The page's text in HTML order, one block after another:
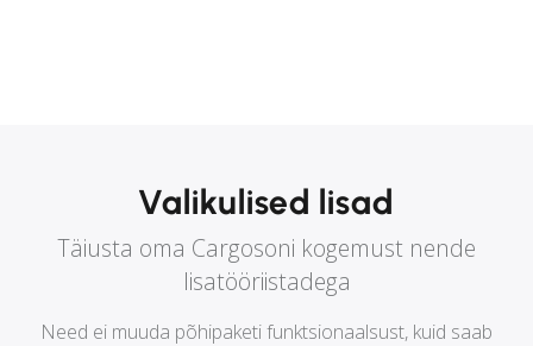
Valikulised lisad
Täiusta oma Cargosoni kogemust nende
lisatööriistadega
Need ei muuda põhipaketi funktsionaalsust, kuid saab